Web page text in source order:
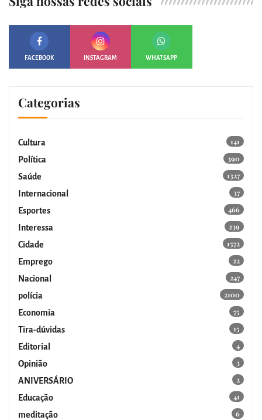
FACEBOOK INSTAGRAM WHATSAPP
Categorias
Cultura
141
Política
390
Saúde
1327
Internacional
37
Esportes
466
Interessa
239
Cidade
1572
Emprego
22
Nacional
247
polícia
2100
Economia
75
Tira-dúvidas
15
Editorial
4
Opinião
3
ANIVERSÁRIO
2
Educação
41
meditação
6